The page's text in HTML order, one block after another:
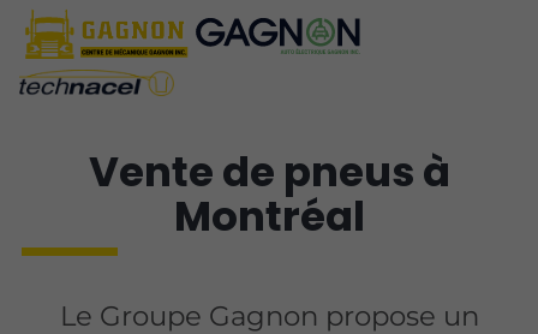
Vente de pneus à
Montréal
Le Groupe Gagnon propose un